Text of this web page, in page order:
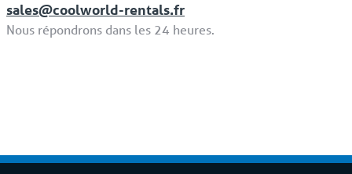
sales@coolworld-rentals.fr
Nous répondrons dans les 24 heures.